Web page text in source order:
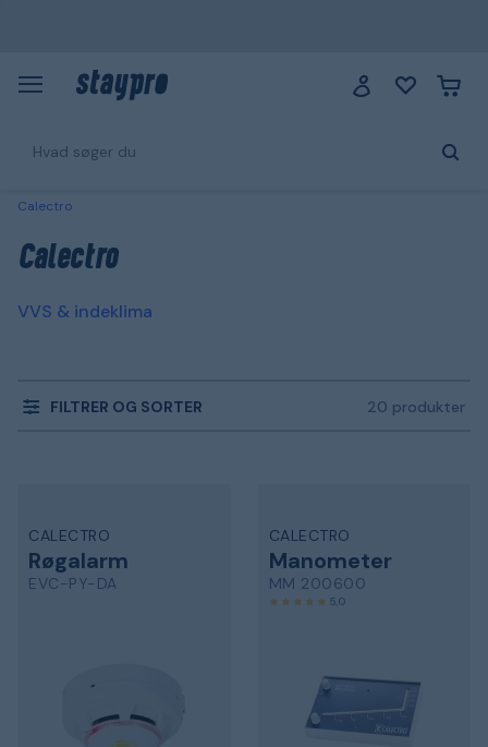
Calectro
Calectro
VVS & indeklima
FILTRER OG SORTER 20 produkter
CALECTRO
Røgalarm
EVC-PY-DA
CALECTRO
Manometer
MM 200600
5,0